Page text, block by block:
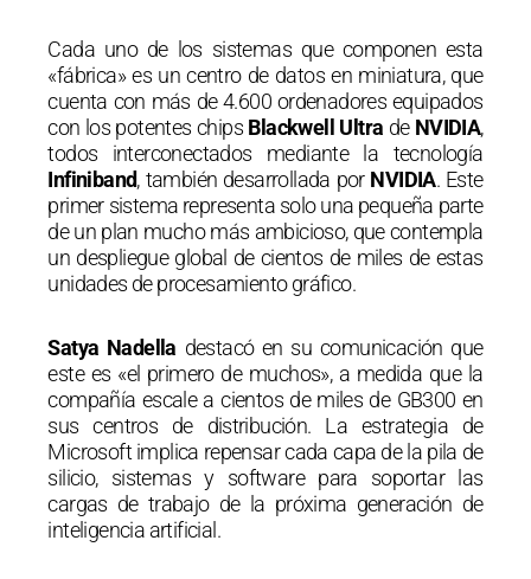
Cada uno de los sistemas que componen esta
«fábrica» es un centro de datos en miniatura, que
cuenta con más de 4.600 ordenadores equipados
con los potentes chips Blackwell Ultra de NVIDIA,
todos interconectados mediante la tecnología
Infiniband, también desarrollada por NVIDIA. Este
primer sistema representa solo una pequeña parte
de un plan mucho más ambicioso, que contempla
un despliegue global de cientos de miles de estas
unidades de procesamiento gráfico.
Satya Nadella destacó en su comunicación que
este es «el primero de muchos», a medida que la
compañía escale a cientos de miles de GB300 en
sus centros de distribución. La estrategia de
Microsoft implica repensar cada capa de la pila de
silicio, sistemas y software para soportar las
cargas de trabajo de la próxima generación de
inteligencia artificial.